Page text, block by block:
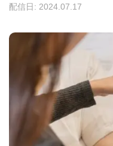
配信日: 2024.07.17